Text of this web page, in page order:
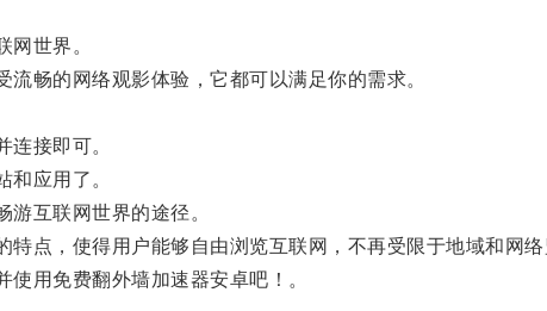
世界。
畅的网络观影体验，它都可以满足你的需求。
接即可。
应用了。
互联网世界的途径。
点，使得用户能够自由浏览互联网，不再受限于地域和网
用免费翻外墙加速器安卓吧！。